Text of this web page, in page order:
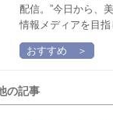
配信。”今日から、
情報メディアを目指
おすすめ ＞
の記事